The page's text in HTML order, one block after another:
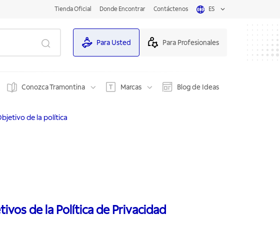
Tienda Oficial Donde Encontrar Contáctenos ES
Para Usted Para Profesionales
Conozca Tramontina Marcas Blog de Ideas
de la política
de la Política de Privacidad